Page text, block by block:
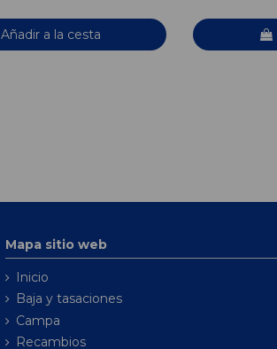
Añadir a la cesta
Mapa sitio web
Inicio
Baja y tasaciones
Campa
Recambios